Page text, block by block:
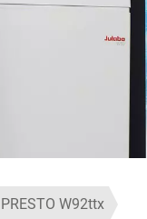
PRESTO W92ttx